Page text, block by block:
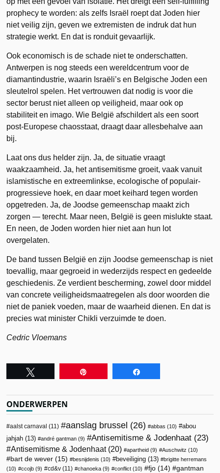
prophecy te worden: als zelfs Israël roept dat Joden hier
niet veilig zijn, geven we extremisten de indruk dat hun
strategie werkt. En dat is ronduit gevaarlijk.
Ook economisch is de schade niet te onderschatten.
Antwerpen is nog steeds een wereldcentrum voor de
diamantindustrie, waarin Israëli’s en Belgische Joden een
sleutelrol spelen. Het vertrouwen dat nodig is voor die
sector berust niet alleen op veiligheid, maar ook op
stabiliteit en imago. Wie België afschildert als een soort
post-Europese chaosstaat, draagt daar allesbehalve aan
bij.
Laat ons dus helder zijn. Ja, de situatie vraagt
waakzaamheid. Ja, het antisemitisme groeit, vaak vanuit
islamistische en extreemlinkse, ecologische of populair-
progressieve hoek, en daar moet keihard tegen worden
opgetreden. Ja, de Joodse gemeenschap maakt zich
zorgen — terecht. Maar neen, België is geen mislukte staat.
En neen, de Joden worden hier niet aan hun lot
overgelaten.
De band tussen België en zijn Joodse gemeenschap is niet
toevallig, maar gegroeid in wederzijds respect en gedeelde
geschiedenis. Ze verdient bescherming, zowel door middel
van concrete veiligheidsmaatregelen als door woorden die
niet de paniek voeden, maar de waarheid dienen. En dat is
precies wat minister Chikli verzuimde te doen.
Cedric Vloemans
ONDERWERPEN
aalst carnaval (11) aanslag brussel (26) abbas (10)
abou
jahjah (13) andré gantman (9) Antisemitisme & Jodenhaat (23)
Antisemitisme & Jodenhaat(20) apartheid (9) Auschwitz (10)
bart de wever (15) besnijdenis (10) beveiliging (13)
brigitte herremans
(10)
ccojb (9) cd&v (11) chanoeka (9) conflict (10) fjo (14) gantman